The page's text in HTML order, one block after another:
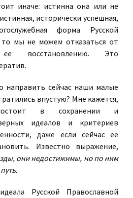
иначе: истинна она или не
исторически успешная,
форма Русской
то мы не можем отказаться от
восстановлению. Это
направить сейчас наши малые
впустую? Мне кажется,
в сохранении и
идеалов и критериев
даже если сейчас ее
Известно выражение,
они недостижимы, но по ним
.
Русской Православной